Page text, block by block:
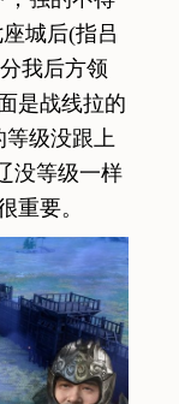
城后(指吕
我后方领
是战线拉的
等级没跟上
没等级一样
重要。